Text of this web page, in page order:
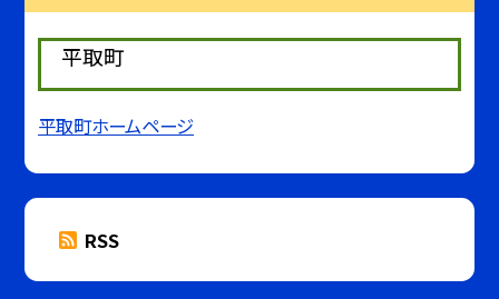
平取町
平取町ホームページ
RSS